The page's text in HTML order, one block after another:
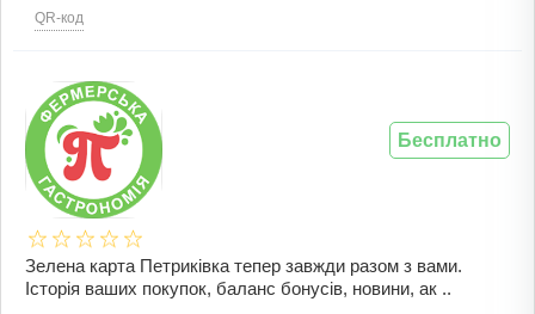
QR-код
Зелена карта Петриківка тепер завжди разом з вами.
Історія ваших покупок, баланс бонусів, новини, ак ..
Бесплатно